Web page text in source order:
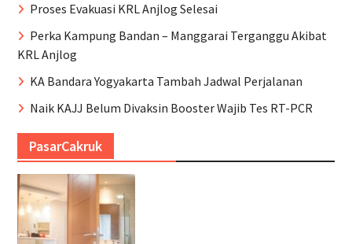
Proses Evakuasi KRL Anjlog Selesai
Perka Kampung Bandan – Manggarai Terganggu Akibat
KRL Anjlog
KA Bandara Yogyakarta Tambah Jadwal Perjalanan
Naik KAJJ Belum Divaksin Booster Wajib Tes RT-PCR
PasarCakruk